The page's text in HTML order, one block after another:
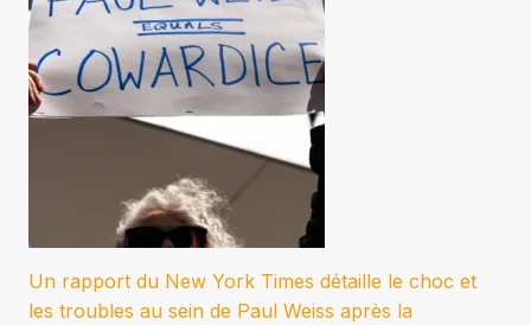
Un rapport du New York Times détaille le choc et
les troubles au sein de Paul Weiss après la